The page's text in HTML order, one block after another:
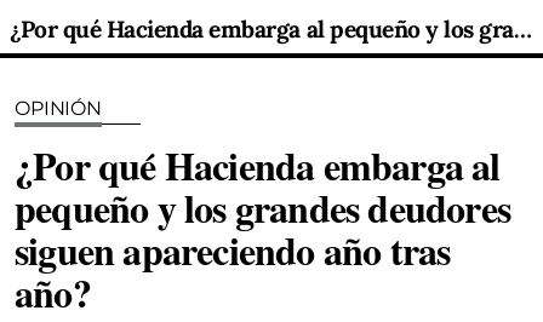
¿Por qué Hacienda embarga al pequeño y los grandes deudores siguen apareciendo año tras año?
OPINIÓN
¿Por qué Hacienda embarga al
pequeño y los grandes deudores
siguen apareciendo año tras
año?